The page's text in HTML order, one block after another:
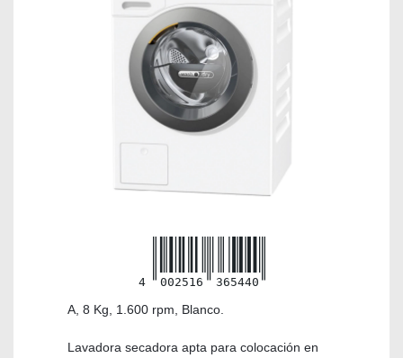
4 002516 365440
A, 8 Kg, 1.600 rpm, Blanco.
Lavadora secadora apta para colocación en